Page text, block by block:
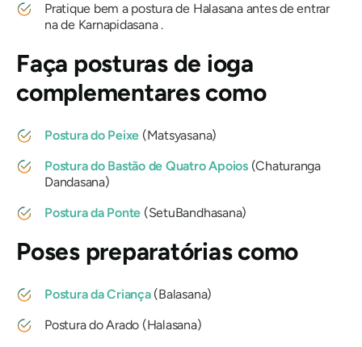
Pratique bem a postura de Halasana antes de entrar
nade Karnapidasana.
Faça posturas de ioga
complementares como
Postura do Peixe (Matsyasana)
Postura do Bastão de Quatro Apoios (Chaturanga
Dandasana)
Postura da Ponte (SetuBandhasana)
Poses preparatórias como
Postura da Criança (Balasana)
Postura do Arado (Halasana)